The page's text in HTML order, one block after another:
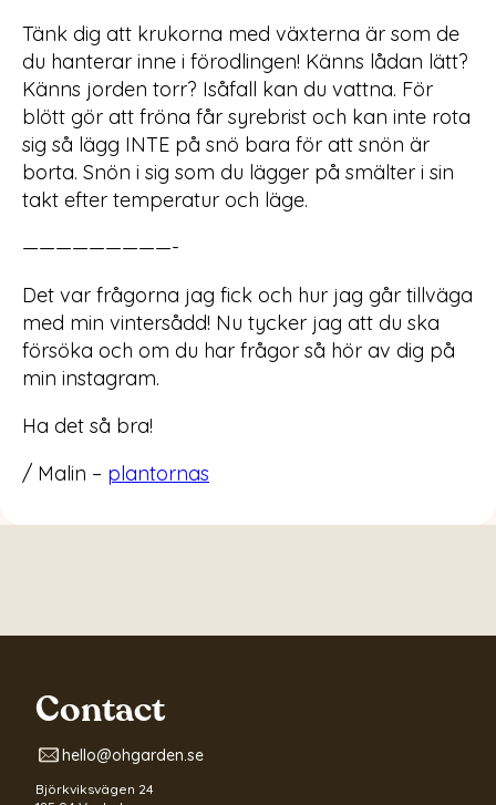
Tänk dig att krukorna med växterna är som de
du hanterar inne i förodlingen! Känns lådan lätt?
Känns jorden torr? Isåfall kan du vattna. För
blött gör att fröna får syrebrist och kan inte rota
sig så lägg INTE på snö bara för att snön är
borta. Snön i sig som du lägger på smälter i sin
takt efter temperatur och läge.
—————————-
Det var frågorna jag fick och hur jag går tillväga
med min vintersådd! Nu tycker jag att du ska
försöka och om du har frågor så hör av dig på
min instagram.
Ha det så bra!
/ Malin – plantornas
Contact
hello@ohgarden.se
Björkviksvägen 24